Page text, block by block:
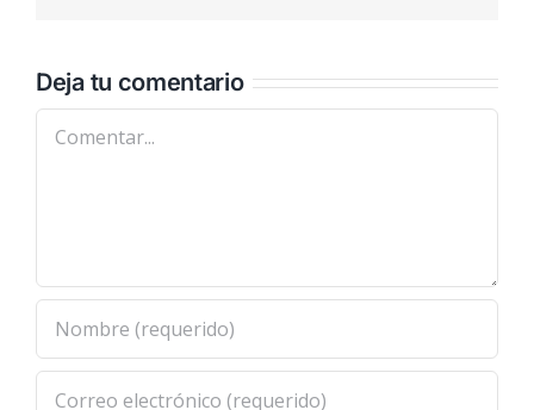
Deja tu comentario
Comentar